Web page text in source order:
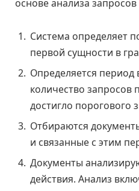
основе анализа запросов
Система определяет
первой сущности в
Определяется период
количество запросов
достигло порогового
Отбираются
и связанные с этим
Документы
действия. Анализ